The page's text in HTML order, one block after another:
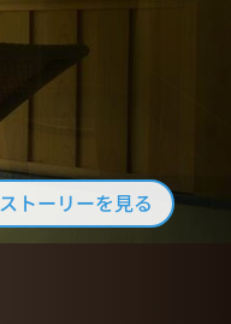
ストーリーを見る